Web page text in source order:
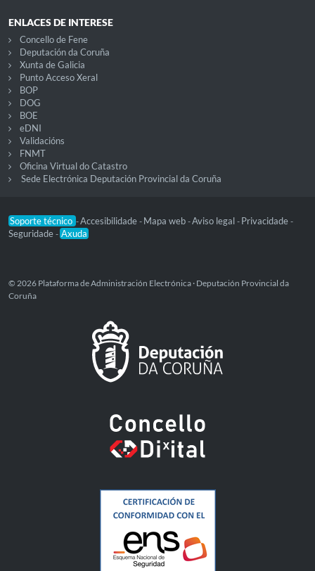
ENLACES DE INTERESE
Concello de Fene
Deputación da Coruña
Xunta de Galicia
Punto Acceso Xeral
BOP
DOG
BOE
eDNI
Validacións
FNMT
Oficina Virtual do Catastro
Sede Electrónica Deputación Provincial da Coruña
Soporte técnico -Accesibilidade - Mapa web -Aviso legal - Privacidade -
Seguridade - Axuda
© 2026 Plataforma de Administración Electrónica · Deputación Provincial da
Coruña